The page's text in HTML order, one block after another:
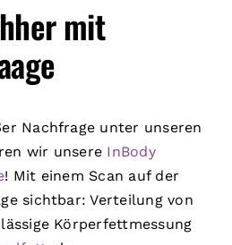
mit
Nachfrage unter unseren
wir unsere InBody
! Mit einem Scan auf der
sichtbar: Verteilung von
Körperfettmessung